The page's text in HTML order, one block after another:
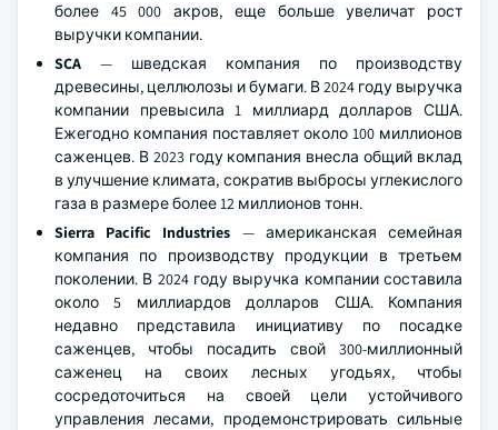
более 45 000 акров, еще больше увеличат рост
выручки компании.
SCA — шведская компания по производству
древесины, целлюлозы и бумаги. В 2024 году выручка
компании превысила 1 миллиард долларов США.
Ежегодно компания поставляет около 100 миллионов
саженцев. В 2023 году компания внесла общий вклад
в улучшение климата, сократив выбросы углекислого
газа в размере более 12 миллионов тонн.
Sierra Pacific Industries — американская семейная
компания по производству продукции в третьем
поколении. В 2024 году выручка компании составила
около 5 миллиардов долларов США. Компания
недавно представила инициативу по посадке
саженцев, чтобы посадить свой 300-миллионный
саженец на своих лесных угодьях, чтобы
сосредоточиться на своей цели устойчивого
управления лесами, продемонстрировать сильные